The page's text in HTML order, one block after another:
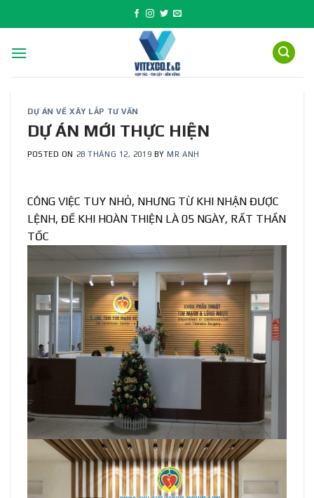
to
DỰ ÁN VỀ XÂY LẮP TƯ VẤN
DỰ ÁN MỚI THỰC HIỆN
POSTED ON 28 THÁNG 12, 2019 BY MR ANH
CÔNG VIỆC TUY NHỎ, NHƯNG TỪ KHI NHẬN ĐƯỢC
LỆNH, ĐẾ KHI HOÀN THIỆN LÀ 05 NGÀY, RẤT THẦN
TỐC